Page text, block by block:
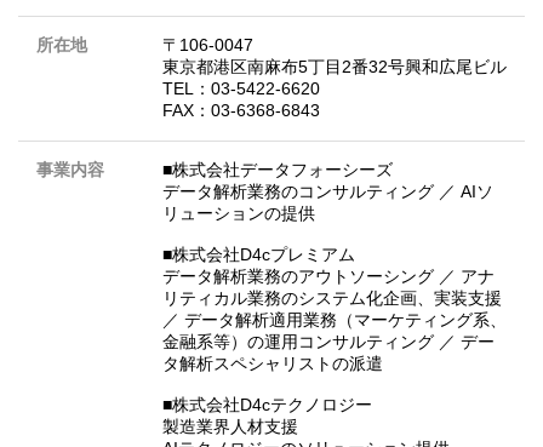
所在地
〒106-0047
東京都港区南麻布5丁目2番32号興和広尾ビル
TEL：03-5422-6620
FAX：03-6368-6843
事業内容
■株式会社データフォーシーズ
データ解析業務のコンサルティング ／ AIソ
リューションの提供
■株式会社D4cプレミアム
データ解析業務のアウトソーシング ／ アナ
リティカル業務のシステム化企画、実装支援
／ データ解析適用業務（マーケティング系、
金融系等）の運用コンサルティング ／ デー
タ解析スペシャリストの派遣
■株式会社D4cテクノロジー
製造業界人材支援